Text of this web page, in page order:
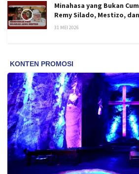
Minahasa yang Bukan
Remy Silado, Mestizo,
31 MEI 2026